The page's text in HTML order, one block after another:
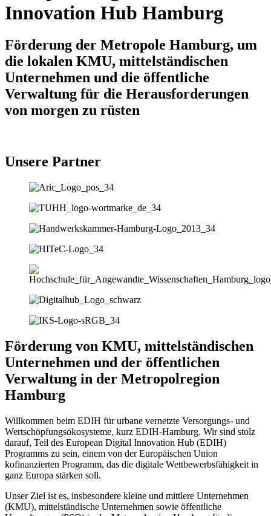
Innovation Hub Hamburg
Förderung der Metropole Hamburg, um
die lokalen KMU, mittelständischen
Unternehmen und die öffentliche
Verwaltung für die Herausforderungen
von morgen zu rüsten
Unsere Partner
Förderung von KMU, mittelständischen
Unternehmen und der öffentlichen
Verwaltung in der Metropolregion
Hamburg
Willkommen beim EDIH für urbane vernetzte Versorgungs- und
Wertschöpfungsökosysteme, kurz EDIH-Hamburg. Wir sind stolz
darauf, Teil des European Digital Innovation Hub (EDIH)
Programms zu sein, einem von der Europäischen Union
kofinanzierten Programm, das die digitale Wettbewerbsfähigkeit in
ganz Europa stärken soll.
Unser Ziel ist es, insbesondere kleine und mittlere Unternehmen
(KMU), mittelständische Unternehmen sowie öffentliche